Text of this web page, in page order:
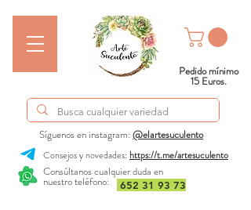
Consúltanos cualquier duda en
nuestro teléfono:
Síguenos en instagram:@elartesuculento
652 31 93 73
Consejos y novedades: https://t.me/artesuculento
Pedido mínimo
15 Euros.